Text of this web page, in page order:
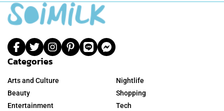
Categories
Arts and Culture
Beauty
Entertainment
Nightlife
Shopping
Tech